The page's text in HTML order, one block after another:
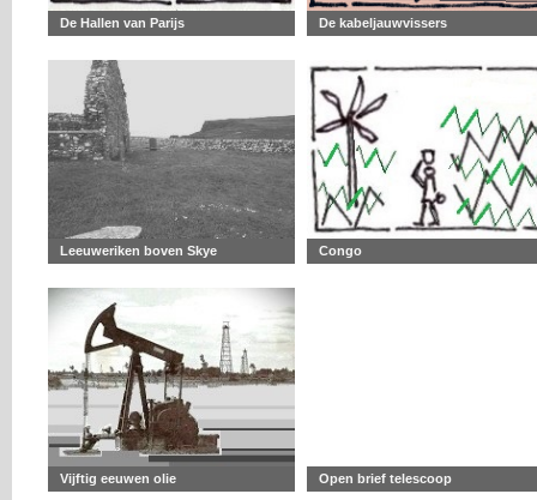
De Hallen van Parijs De kabeljauwvissers
Leeuweriken boven Skye Congo
Vijftig eeuwen olie Open brief telescoop